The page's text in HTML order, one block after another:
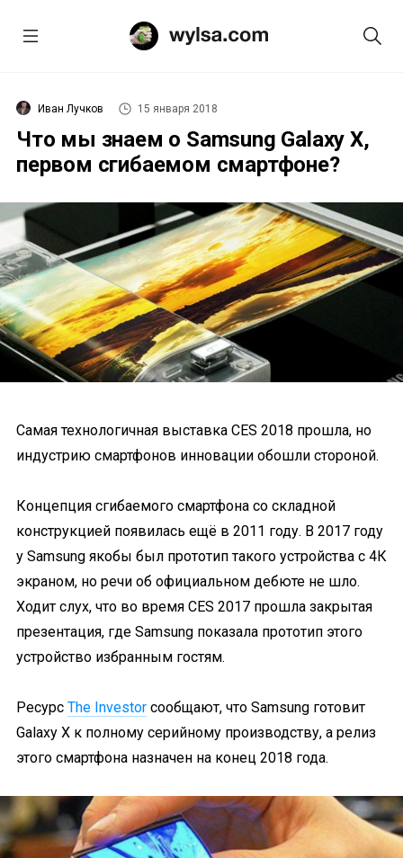
Иван Лучков 15 января 2018
Что мы знаем о Samsung Galaxy X,
первом сгибаемом смартфоне?
Самая технологичная выставка CES 2018 прошла, но
индустрию смартфонов инновации обошли стороной.
Концепция сгибаемого смартфона со складной
конструкцией появилась ещё в 2011 году. В 2017 году
у Samsung якобы был прототип такого устройства с 4К
экраном, но речи об официальном дебюте не шло.
Ходит слух, что во время CES 2017 прошла закрытая
презентация, где Samsung показала прототип этого
устройство избранным гостям.
Ресурс The Investor сообщают, что Samsung готовит
Galaxy X к полному серийному производству, а релиз
этого смартфона назначен на конец 2018 года.